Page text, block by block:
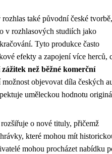
také původní české
v rozhlasových studiích jako
Tyto produkce často
efekty a zapojení více herců,
než běžné komerční
objevovat díla českých
uměleckou hodnotu
o nové tituly, přičemž
které mohou mít
mohou procházet nabídku